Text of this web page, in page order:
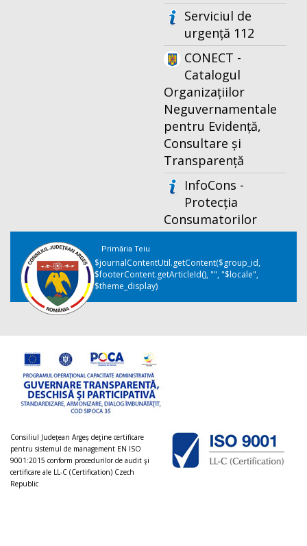
Serviciul de
urgență 112
CONECT -
Catalogul
Organizațiilor
Neguvernamentale
pentru Evidență,
Consultare și
Transparență
InfoCons -
Protecția
Consumatorilor
Primăria Teiu
$journalContentUtil.getContent($group_id,
$footerContent.getArticleId(), "", "$locale",
$theme_display)
Consiliul Judeţean Argeș deţine certificare
pentru sistemul de management EN ISO
9001:2015 conform procedurilor de audit şi
certificare ale LL-C (Certification) Czech
Republic